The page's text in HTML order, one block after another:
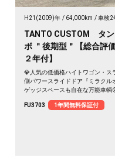
H21(2009)年 64,000km 車検2
TANTO CUSTOM タ
ボ ＂後期型＂【総合評
２年付】
💎人気の低価格ハイトワゴン・ス
側パワースライドドア『ミラクル
ゲッジスペースも自在な万能車輌
ＨＩＤヘッドライト&フォグラン
ール付🔥大型収納スペース確保✨
FU3703 1年間無料保証付